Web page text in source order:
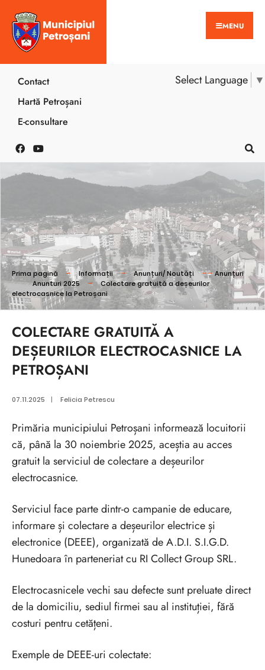
MENU
Select Language ▼
Contact
Hartă Petroșani
E-consultare
Prima pagină Informații Anunțuri/ Noutăți
Anunțuri
Anunturi 2025
Colectare gratuită a deșeurilor
electrocasnice la Petroșani
COLECTARE GRATUITĂ A
DEȘEURILOR ELECTROCASNICE LA
PETROȘANI
07.11.2025 | Felicia Petrescu
Primăria municipiului Petroșani informează locuitorii
că, până la 30 noiembrie 2025, aceștia au acces
gratuit la serviciul de colectare a deșeurilor
electrocasnice.
Serviciul face parte dintr-o campanie de educare,
informare și colectare a deșeurilor electrice și
electronice (DEEE), organizată de A.D.I. S.I.G.D.
Hunedoara în parteneriat cu RI Collect Group SRL.
Electrocasnicele vechi sau defecte sunt preluate direct
de la domiciliu, sediul firmei sau al instituției, fără
costuri pentru cetățeni.
Exemple de DEEE-uri colectate: